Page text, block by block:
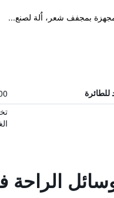
بمجفف شعر، اٌلة لصنع...